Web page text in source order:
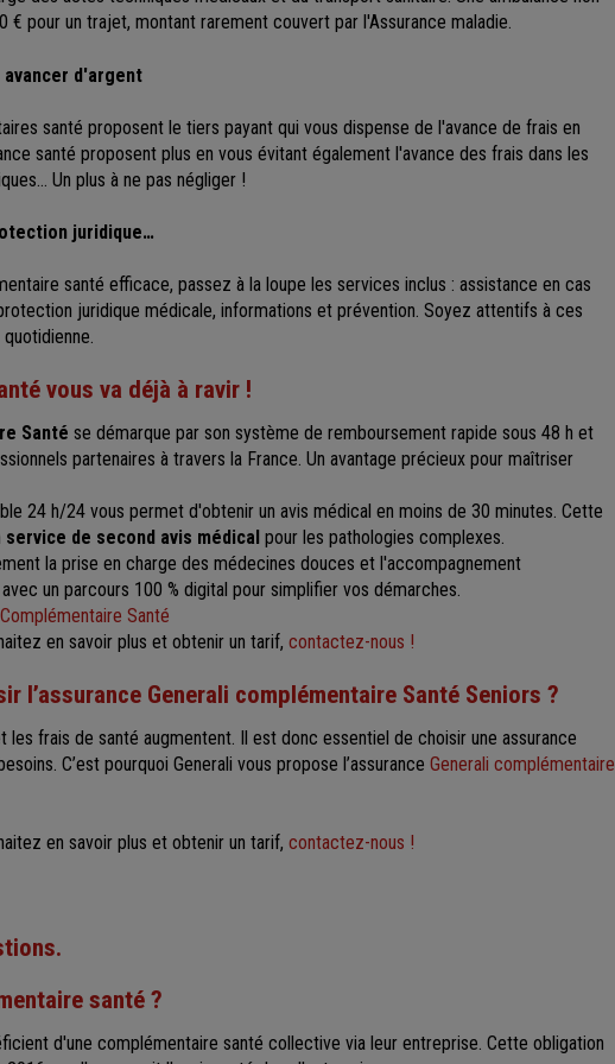
pour un trajet, montant rarement couvert par l'Assurance maladie.
avancer d'argent
santé proposent le tiers payant qui vous dispense de l'avance de frais en
santé proposent plus en vous évitant également l'avance des frais dans les
Un plus à ne pas négliger !
juridique…
santé efficace, passez à la loupe les services inclus : assistance en cas
juridique médicale, informations et prévention. Soyez attentifs à ces
vous va déjà à ravir !
Santé se démarque par son système de remboursement rapide sous 48 h et
partenaires à travers la France. Un avantage précieux pour maîtriser
24 h/24 vous permet d'obtenir un avis médical en moins de 30 minutes. Cette
service de second avis médical pour les pathologies complexes.
la prise en charge des médecines douces et l'accompagnement
un parcours 100 % digital pour simplifier vos démarches.
Santé
en savoir plus et obtenir un tarif, contactez-nous !
l’assurance Generali complémentaire Santé Seniors ?
les frais de santé augmentent. Il est donc essentiel de choisir une assurance
C’est pourquoi Generali vous propose l’assurance Generali complémentaire
en savoir plus et obtenir un tarif, contactez-nous !
santé ?
d'une complémentaire santé collective via leur entreprise. Cette obligation